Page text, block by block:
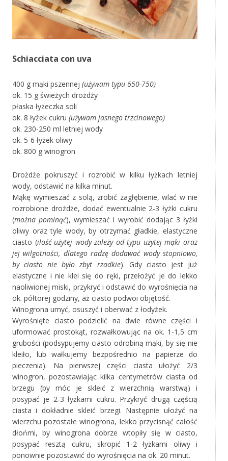
Schiacciata con uva
400 g mąki pszennej (używam typu 650-750)
ok. 15 g świeżych drożdży
płaska łyżeczka soli
ok. 8 łyżek cukru (używam jasnego trzcinowego)
ok. 230-250 ml letniej wody
ok. 5-6 łyżek oliwy
ok. 800 g winogron
Drożdże pokruszyć i rozrobić w kilku łyżkach letniej
wody, odstawić na kilka minut.
Mąkę wymieszać z solą, zrobić zagłębienie, wlać w nie
rozrobione drożdże, dodać ewentualnie 2-3 łyżki cukru
(można pominąć), wymieszać i wyrobić dodając 3 łyżki
oliwy oraz tyle wody, by otrzymać gładkie, elastyczne
ciasto (ilość użytej wody zależy od typu użytej mąki oraz
jej wilgotności, dlatego radzę dodawać wody stopniowo,
by ciasto nie było zbyt rzadkie). Gdy ciasto jest już
elastyczne i nie klei się do ręki, przełożyć je do lekko
naoliwionej miski, przykryć i odstawić do wyrośnięcia na
ok. półtorej godziny, aż ciasto podwoi objętość.
Winogrona umyć, osuszyć i oberwać z łodyżek.
Wyrośnięte ciasto podzielić na dwie równe części i
uformować prostokąt, rozwałkowując na ok. 1-1,5 cm
grubości (podsypujemy ciasto odrobiną mąki, by się nie
kleiło, lub wałkujemy bezpośrednio na papierze do
pieczenia). Na pierwszej części ciasta ułożyć 2/3
winogron, pozostawiając kilka centymetrów ciasta od
brzegu (by móc je skleić z wierzchnią warstwą) i
posypać je 2-3 łyżkami cukru. Przykryć drugą częścią
ciasta i dokładnie skleić brzegi. Następnie ułożyć na
wierzchu pozostałe winogrona, lekko przycisnąć całość
dłońmi, by winogrona dobrze wtopiły się w ciasto,
posypać resztą cukru, skropić 1-2 łyżkami oliwy i
ponownie pozostawić do wyrośnięcia na ok. 20 minut.